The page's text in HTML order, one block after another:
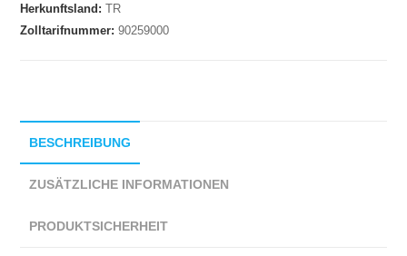
Herkunftsland:TR
Zolltarifnummer:90259000
BESCHREIBUNG
ZUSÄTZLICHE INFORMATIONEN
PRODUKTSICHERHEIT